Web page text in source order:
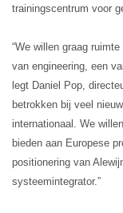
trainingscentrum voor
“We willen graag
van engineering, een
legt Daniel Pop,
betrokken bij veel
internationaal. We
bieden aan Europese
positionering van
systeemintegrator.”